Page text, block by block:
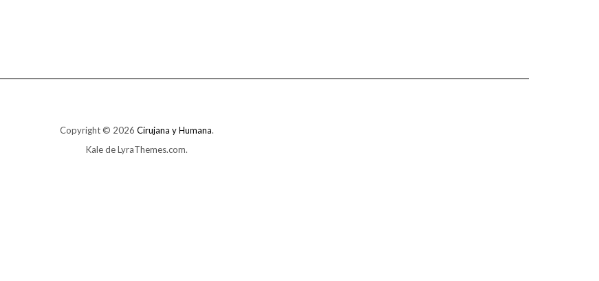
Copyright © 2026 Cirujana y Humana.
Kalede LyraThemes.com.